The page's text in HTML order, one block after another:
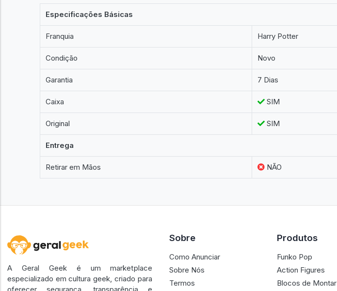
Especificações Básicas
Franquia Harry Potter
Condição Novo
Garantia 7 Dias
Caixa SIM
Original SIM
Entrega
Retirar em Mãos NÃO
A Geral Geek é um marketplace
especializado em cultura geek, criado para
oferecer segurança, transparência e
Sobre
Como Anunciar
Sobre Nós
Termos
Produtos
Funko Pop
Action Figures
Blocos de Montar